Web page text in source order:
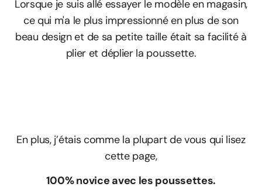
Lorsque je suis allé essayer le modèle en magasin,
ce qui m'a le plus impressionné en plus de son
beau design et de sa petite taille était sa facilité à
plier et déplier la poussette.
En plus, j’étais comme la plupart de vous qui lisez
cette page,
100% novice avec les poussettes.